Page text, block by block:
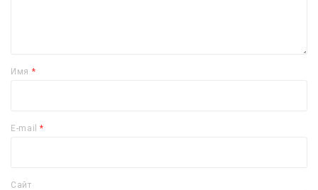
Имя *
E-mail*
Сайт